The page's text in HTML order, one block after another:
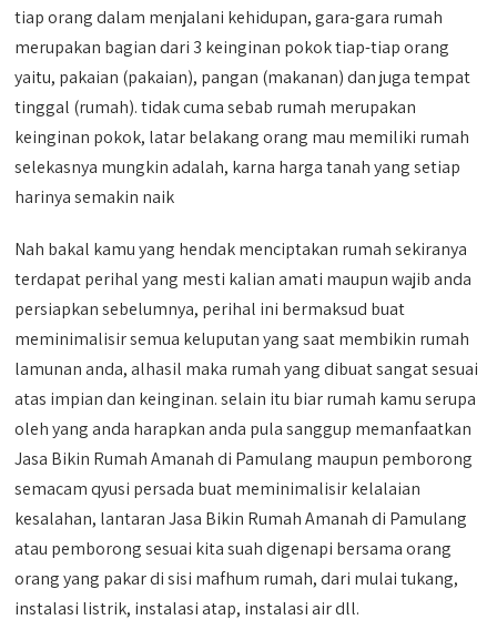
tiap orang dalam menjalani kehidupan, gara-gara rumah
merupakan bagian dari 3 keinginan pokok tiap-tiap orang
yaitu, pakaian (pakaian), pangan (makanan) dan juga tempat
tinggal (rumah). tidak cuma sebab rumah merupakan
keinginan pokok, latar belakang orang mau memiliki rumah
selekasnya mungkin adalah, karna harga tanah yang setiap
harinya semakin naik
Nah bakal kamu yang hendak menciptakan rumah sekiranya
terdapat perihal yang mesti kalian amati maupun wajib anda
persiapkan sebelumnya, perihal ini bermaksud buat
meminimalisir semua keluputan yang saat membikin rumah
lamunan anda, alhasil maka rumah yang dibuat sangat sesuai
atas impian dan keinginan. selain itu biar rumah kamu serupa
oleh yang anda harapkan anda pula sanggup memanfaatkan
Jasa Bikin Rumah Amanah di Pamulang maupun pemborong
semacam qyusi persada buat meminimalisir kelalaian
kesalahan, lantaran Jasa Bikin Rumah Amanah di Pamulang
atau pemborong sesuai kita suah digenapi bersama orang
orang yang pakar di sisi mafhum rumah, dari mulai tukang,
instalasi listrik, instalasi atap, instalasi air dll.